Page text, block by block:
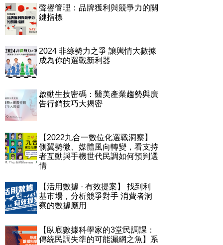
聲譽管理：品牌獲利與競爭力的關
鍵指標
2024 非綠勢力之爭 讓輿情大數據
成為你的選戰新利器
啟動生技密碼：醫美產業趨勢與廣
告行銷技巧大揭密
【2022九合一數位化選戰洞察】
側翼勢微、媒體風向轉變，看支持
者互動與手機世代民調如何預判選
情
【活用數據 · 有效提案】 找到利
基市場，分析競爭對手 消費者洞
察的數據應用
【臥底數據科學家的3堂民調課：
傳統民調失準的可能漏網之魚】系